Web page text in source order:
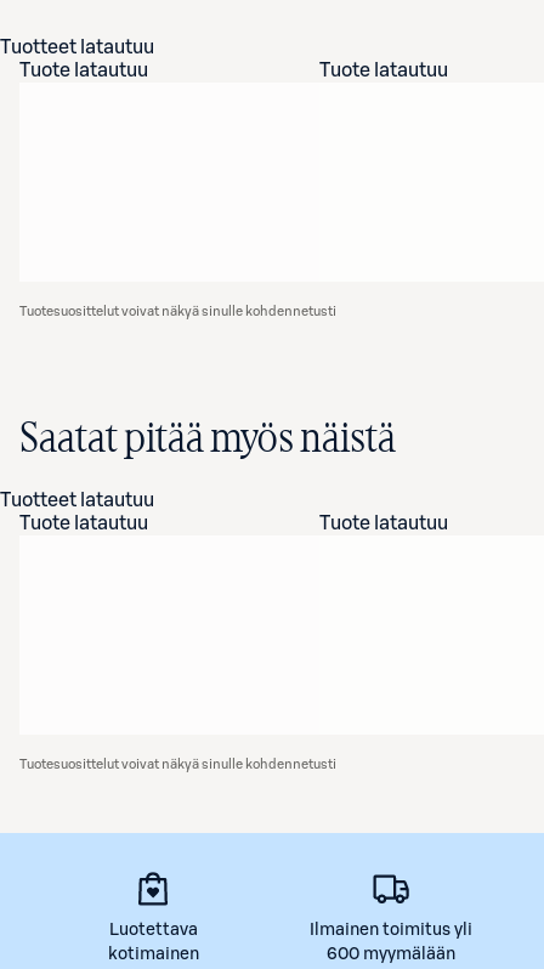
Tuotteet latautuu
Tuote latautuu
Tuote latautuu
Tuotesuosittelut voivat näkyä sinulle kohdennetusti
Saatat pitää myös näistä
Tuotteet latautuu
Tuote latautuu
Tuote latautuu
Tuotesuosittelut voivat näkyä sinulle kohdennetusti
Luotettava
kotimainen
Ilmainen toimitus yli
600 myymälään